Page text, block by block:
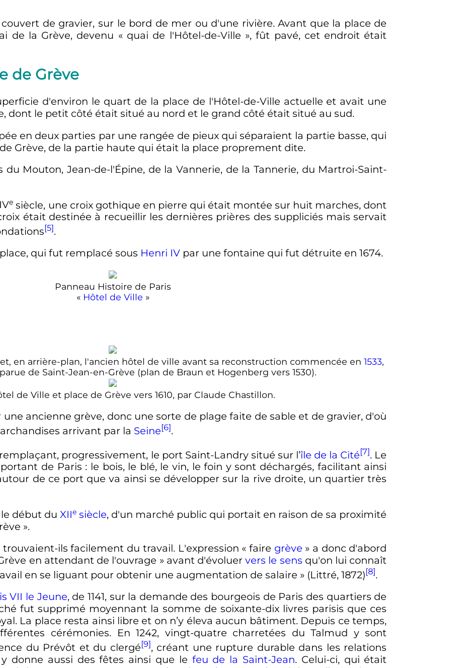
de gravier, sur le bord de mer ou d'une rivière. Avant que la place de
de la Grève, devenu « quai de l'Hôtel-de-Ville », fût pavé, cet endroit était
de Grève
d'environ le quart de la place de l'Hôtel-de-Ville actuelle et avait une
dont le petit côté était situé au nord et le grand côté était situé au sud.
en deux parties par une rangée de pieux qui séparaient la partie basse, qui
Grève, de la partie haute qui était la place proprement dite.
Mouton, Jean-de-l'Épine, de la Vannerie, de la Tannerie, du Martroi-Saint-
e siècle, une croix gothique en pierre qui était montée sur huit marches, dont
était destinée à recueillir les dernières prières des suppliciés mais servait
[5].
qui fut remplacé sous Henri IVpar une fontaine qui fut détruite en 1674.
Panneau Histoire de Paris
« Hôtel de Ville »
en arrière-plan, l'ancien hôtel de ville avant sa reconstruction commencée en 1533,
de Saint-Jean-en-Grève (plan de Braun et Hogenberg vers 1530).
de Ville et place de Grève vers 1610, par Claude Chastillon.
ancienne grève, donc une sorte de plage faite de sable et de gravier, d'où
arrivant par la Seine[6].
progressivement, le port Saint-Landry situé sur l’île de la Cité[7]. Le
de Paris : le bois, le blé, le vin, le foin y sont déchargés, facilitant ainsi
de ce port que va ainsi se développer sur la rive droite, un quartier très
début du XIIesiècle, d'un marché public qui portait en raison de sa proximité
».
ils facilement du travail. L'expression « faire grève » a donc d'abord
en attendant de l'ouvrage »avant d'évoluervers le sens qu'on lui connaît
en se liguant pour obtenir une augmentation de salaire »(Littré, 1872)[8].
VII le Jeune, de 1141, sur la demande des bourgeois de Paris des quartiers de
fut supprimé moyennant la somme de soixante-dix livres parisis que ces
La place resta ainsi libre et on n’y éleva aucun bâtiment. Depuis ce temps,
cérémonies. En 1242, vingt-quatre charretées du Talmud y sont
du Prévôt et du clergé[9], créant une rupture durable dans les relations
donne aussi des fêtes ainsi que le feu de la Saint-Jean. Celui-ci, qui était